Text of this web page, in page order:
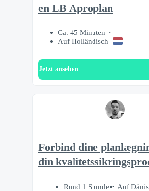
en LB Aproplan
Ca. 45 Minuten
Auf Holländisch
Jetzt ansehen
Forbind dine
din
Rund 1 Stunde Auf